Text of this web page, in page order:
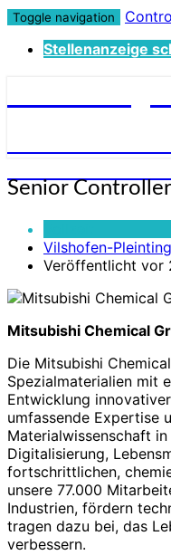
Toggle navigation
Stellenanzeige
Senior
(m/w/d)
Senior
Vilshofen-Pleinting
Veröffentlicht vor
Mitsubishi Chemical
Die Mitsubishi
Spezialmaterialien mit
Entwicklung
umfassende Expertise
Materialwissenschaft
Digitalisierung,
fortschrittlichen,
unsere 77.000
Industrien, fördern
tragen dazu bei, das
verbessern.